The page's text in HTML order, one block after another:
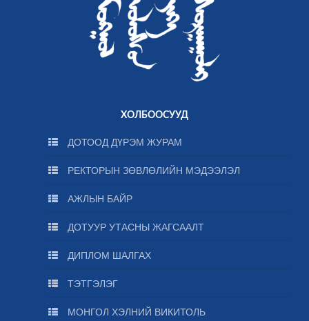
ХОЛБООСУУД
ДОТООД ДҮРЭМ ЖУРАМ
РЕКТОРЫН ЗӨВЛӨЛИЙН МЭДЭЭЛЭЛ
АЖЛЫН БАЙР
ДОТУУР УТАСНЫ ЖАГСААЛТ
ДИПЛОМ ШАЛГАХ
ТЭТГЭЛЭГ
МОНГОЛ ХЭЛНИЙ ВИКИТОЛЬ